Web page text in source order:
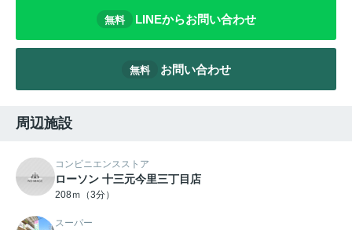
無料 LINEからお問い合わせ
無料 お問い合わせ
周辺施設
コンビニエンスストア
ローソン 十三元今里三丁目店
208ｍ（3分）
スーパー